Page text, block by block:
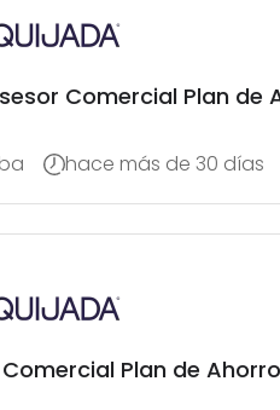
Comercial Plan de
hace más de 30 días
Plan de Ahorro